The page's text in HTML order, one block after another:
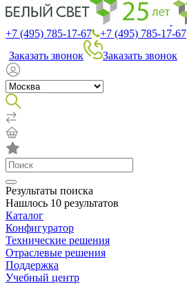
+7 (495) 785-17-67
+7 (495) 785-17-67
Заказать звонок
Заказать звонок
Результаты поиска
Нашлось 10 результатов
Каталог
Конфигуратор
Технические решения
Отраслевые решения
Поддержка
Учебный центр